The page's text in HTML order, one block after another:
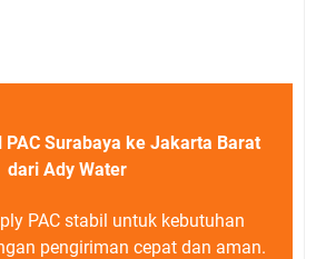
PAC Surabaya ke Jakarta Barat
dari Ady Water
PAC stabil untuk kebutuhan
pengiriman cepat dan aman.